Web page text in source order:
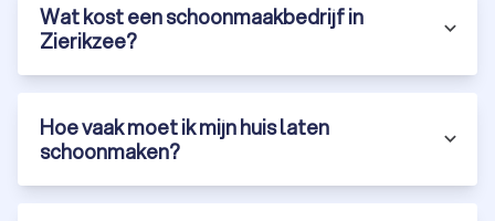
Wat kost een schoonmaakbedrijf in
Zierikzee?
Hoe vaak moet ik mijn huis laten
schoonmaken?